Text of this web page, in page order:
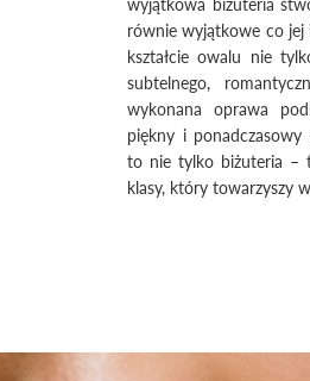
równie wyjątkowe co
kształcie owalu nie
subtelnego,
wykonana oprawa
piękny i ponadczasowy
to nie tylko biżuteria –
klasy, który towarzyszy